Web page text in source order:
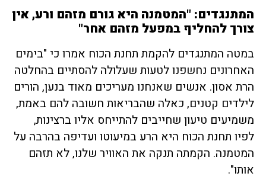
המתנגדים: "המטמנה היא גורם מזהם ורע, אין
צורך להחליף במפעל מזהם אחר"
במטה המתנגדים להקמת תחנת הכוח אמרו כי "בימים
האחרונים נחשפנו לטעות שעלולה להסתיים בהחלטה
הרת אסון. אנשים שאנחנו מעריכים מאוד בנען, הורים
לילדים קטנים, כאלה שהבריאות חשובה להם באמת,
משמיעים טיעון שחייבים להתייחס אליו ברצינות,
לפיו תחנת הכוח היא הרע במיעוטו ועדיפה בהרבה על
המטמנה. הקמתה תנקה את האוויר שלנו, לא תזהם
אותו".